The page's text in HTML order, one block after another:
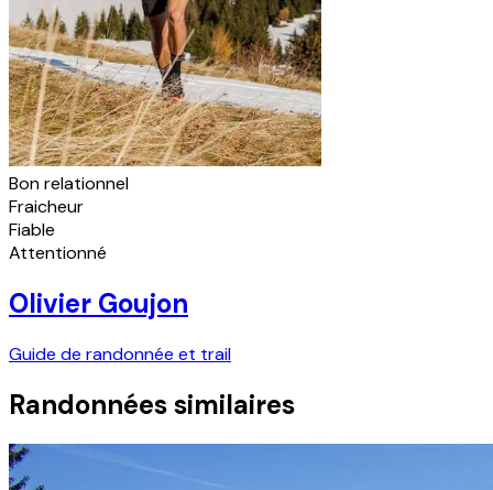
Bon relationnel
Fraicheur
Fiable
Attentionné
Olivier Goujon
Guide de randonnée et trail
Randonnées similaires